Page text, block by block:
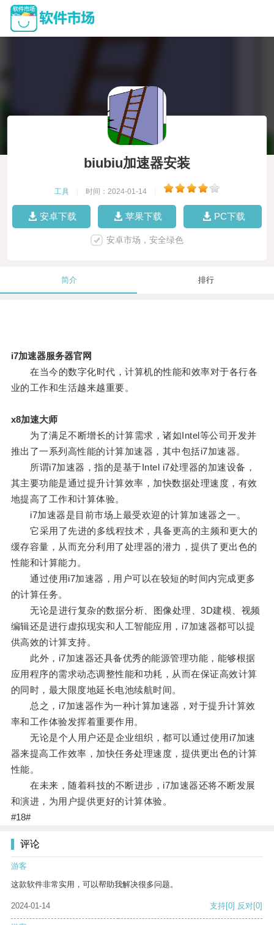
biubiu加速器安装
工具 时间：2024-01-14
安卓下载 苹果下载 PC下载
安卓市场，安全绿色
简介 排行
i7加速器服务器官网
在当今的数字化时代，计算机的性能和效率对于各行各
业的工作和生活越来越重要。
x8加速大师
为了满足不断增长的计算需求，诸如Intel等公司开发并
推出了一系列高性能的计算加速器，其中包括i7加速器。
所谓i7加速器，指的是基于Intel i7处理器的加速设备，
其主要功能是通过提升计算效率，加快数据处理速度，有效
地提高了工作和计算体验。
i7加速器是目前市场上最受欢迎的计算加速器之一。
它采用了先进的多线程技术，具备更高的主频和更大的
缓存容量，从而充分利用了处理器的潜力，提供了更出色的
性能和计算能力。
通过使用i7加速器，用户可以在较短的时间内完成更多
的计算任务。
无论是进行复杂的数据分析、图像处理、3D建模、视频
编辑还是进行虚拟现实和人工智能应用，i7加速器都可以提
供高效的计算支持。
此外，i7加速器还具备优秀的能源管理功能，能够根据
应用程序的需求动态调整性能和功耗，从而在保证高效计算
的同时，最大限度地延长电池续航时间。
总之，i7加速器作为一种计算加速器，对于提升计算效
率和工作体验发挥着重要作用。
无论是个人用户还是企业组织，都可以通过使用i7加速
器来提高工作效率，加快任务处理速度，提供更出色的计算
性能。
在未来，随着科技的不断进步，i7加速器还将不断发展
和演进，为用户提供更好的计算体验。
#18#
评论
游客
这款软件非常实用，可以帮助我解决很多问题。
2024-01-14 支持[0] 反对[0]